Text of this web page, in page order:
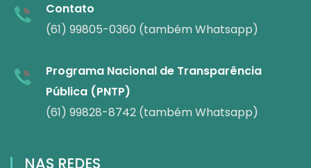
Contato
(61) 99805-0360 (também Whatsapp)
Programa Nacional de Transparência
Pública (PNTP)
(61) 99828-8742 (também Whatsapp)
NAS REDES